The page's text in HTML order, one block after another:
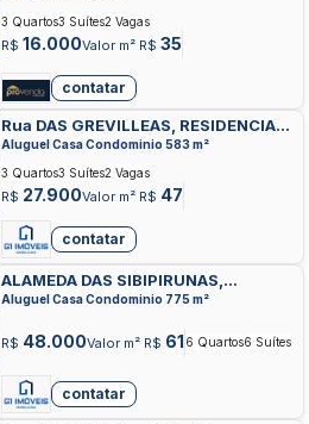
R$ 16.000Valor m² R$ 35
3 Quartos3 Suítes2 Vagas
contatar
Rua DAS GREVILLEAS, RESIDENCIAL
ALDEIA DO VALE, GOIANIA
Aluguel Casa Condominio 583 m²
R$ 27.900Valor m² R$ 47
3 Quartos3 Suítes2 Vagas
contatar
ALAMEDA DAS SIBIPIRUNAS,
RESIDENCIAL ALDEIA DO VALE,
Aluguel Casa Condominio 775 m²
R$ 48.000Valor m² R$ 61 6 Quartos6 Suítes
contatar